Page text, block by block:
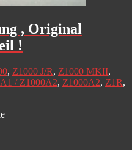
, Original
!
, Z1000 J/R, Z1000 MKII,
/ Z1000A2, Z1000A2, Z1R,